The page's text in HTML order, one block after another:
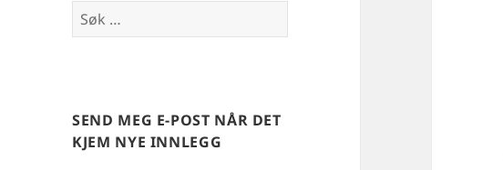
Søk
etter:
SEND MEG E-POST NÅR DET
KJEM NYE INNLEGG